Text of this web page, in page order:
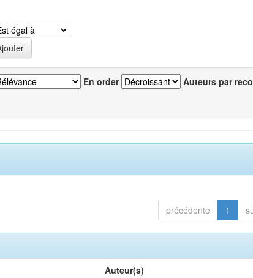
En order Auteurs par
précédente 1
Auteur(s)